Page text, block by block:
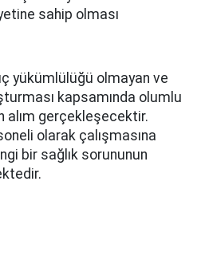
sahip olması
yükümlülüğü olmayan ve
kapsamında olumlu
alım gerçekleşecektir.
olarak çalışmasına
bir sağlık sorununun